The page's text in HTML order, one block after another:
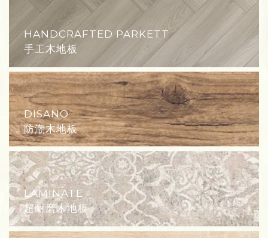
HANDCRAFTED PARKETT
手工木地板
DISANO
防潮木地板
LAMINATE
超耐磨木地板